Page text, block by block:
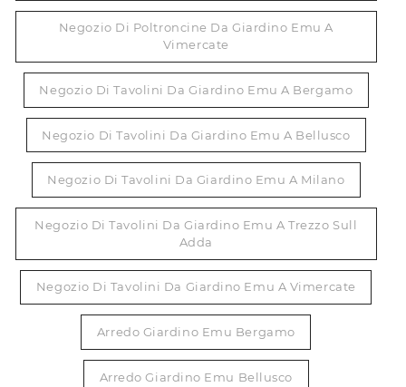
Negozio Di Poltroncine Da Giardino Emu A
Vimercate
Negozio Di Tavolini Da Giardino Emu A Bergamo
Negozio Di Tavolini Da Giardino Emu A Bellusco
Negozio Di Tavolini Da Giardino Emu A Milano
Negozio Di Tavolini Da Giardino Emu A Trezzo Sull
Adda
Negozio Di Tavolini Da Giardino Emu A Vimercate
Arredo Giardino Emu Bergamo
Arredo Giardino Emu Bellusco